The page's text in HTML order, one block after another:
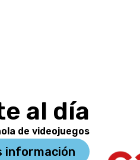
al día
de videojuegos
información